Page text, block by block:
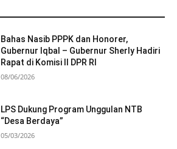
Bahas Nasib PPPK dan Honorer,
Gubernur Iqbal – Gubernur Sherly Hadiri
Rapat di Komisi II DPR RI
08/06/2026
LPS Dukung Program Unggulan NTB
“Desa Berdaya”
05/03/2026